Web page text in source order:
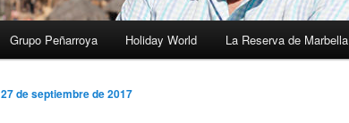
Grupo Peñarroya Holiday World La Reserva de Marbella
27 de septiembre de 2017